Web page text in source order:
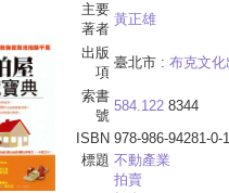
主要
著者
黃正雄
出版
項
臺北市 : 布克文化
索書
號
584.122 8344
ISBN 978-986-94281-0-1
標題 不動產業
拍賣